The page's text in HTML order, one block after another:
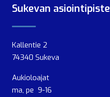
Sukevan asiointipiste
Kallentie 2
74340 Sukeva
Aukioloajat
ma, pe 9-16